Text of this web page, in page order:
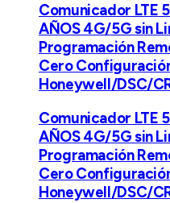
Comunicador LTE
AÑOS 4G/5G sin
Programación
Cero
Honeywell/DSC/
Comunicador LTE
AÑOS 4G/5G sin
Programación
Cero
Honeywell/DSC/